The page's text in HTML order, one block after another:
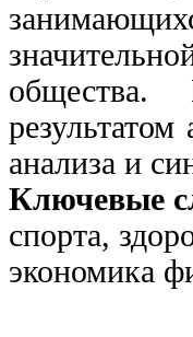
общества.
анализа и
Ключевые
спорта,
экономика